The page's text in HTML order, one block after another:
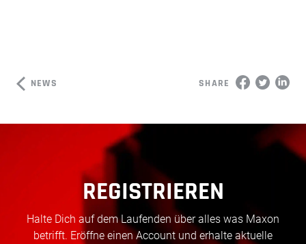
NEWS SHARE
REGISTRIEREN
Halte Dich auf dem Laufenden über alles was Maxon
betrifft. Eröffne einen Account und erhalte aktuelle